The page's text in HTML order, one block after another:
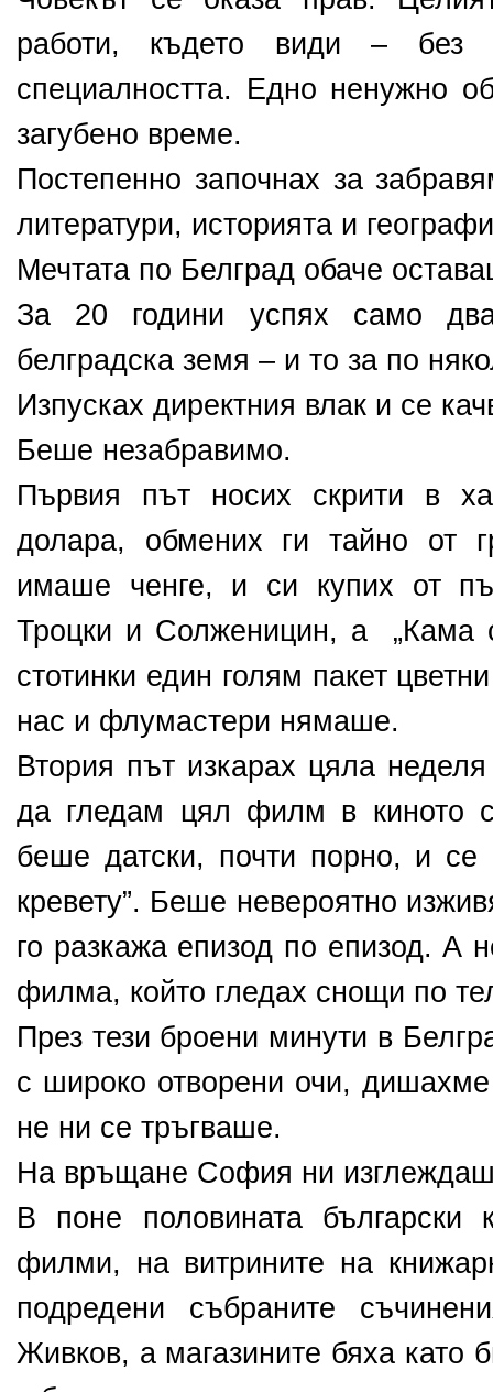
работи, където види – без
специалността. Едно ненужно
загубено време.
Постепенно започнах за
литератури, историята и
Мечтата по Белград обаче
За 20 години успях само
белградска земя – и то за по
Изпусках директния влак и се
Беше незабравимо.
Първия път носих скрити в
долара, обмених ги тайно от
имаше ченге, и си купих от
Троцки и Солженицин, а „Кама
стотинки един голям пакет
нас и флумастери нямаше.
Втория път изкарах цяла
да гледам цял филм в киното
беше датски, почти порно, и се
кревету”. Беше невероятно
го разкажа епизод по епизод. А
филма, който гледах снощи по
През тези броени минути в
с широко отворени очи,
не ни се тръгваше.
На връщане София ни
В поне половината български
филми, на витрините на
подредени събраните
Живков, а магазините бяха като